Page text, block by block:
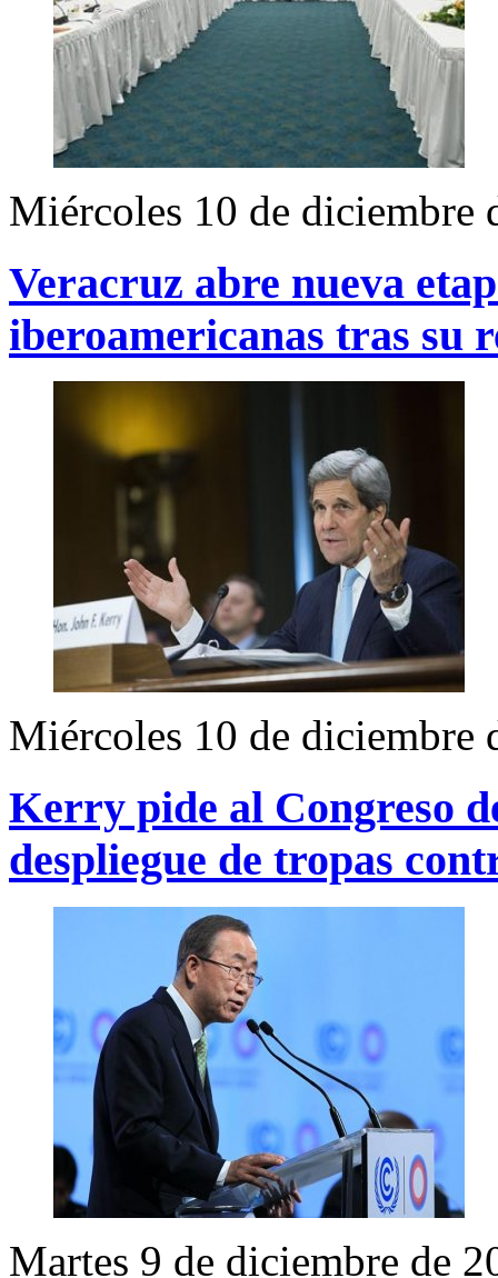
Miércoles 10 de diciembre
Veracruz abre nueva
iberoamericanas tras su
Miércoles 10 de diciembre
Kerry pide al Congreso
despliegue de tropas
Martes 9 de diciembre de